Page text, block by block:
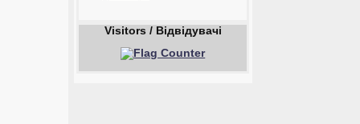
Visitors / Відвідувачі